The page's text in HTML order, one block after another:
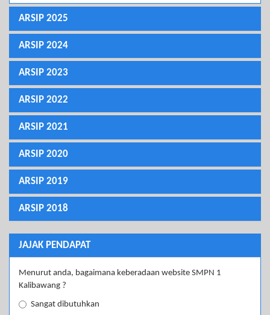
ARSIP 2025
ARSIP 2024
ARSIP 2023
ARSIP 2022
ARSIP 2021
ARSIP 2020
ARSIP 2019
ARSIP 2018
JAJAK PENDAPAT
Menurut anda, bagaimana keberadaan website SMPN 1
Kalibawang ?
Sangat dibutuhkan